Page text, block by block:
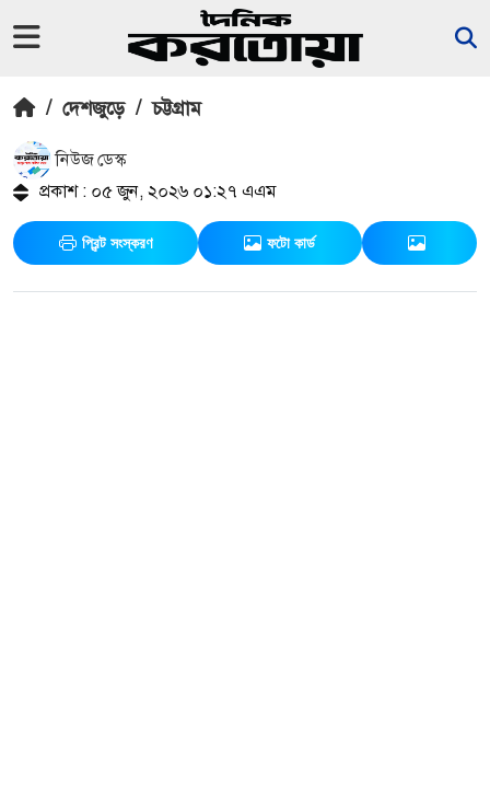
/ দেশজুড়ে / চট্টগ্রাম
নিউজ ডেস্ক
প্রকাশ : ০৫ জুন, ২০২৬ ০১:২৭ এএম
প্রিন্ট সংস্করণ ফটো কার্ড